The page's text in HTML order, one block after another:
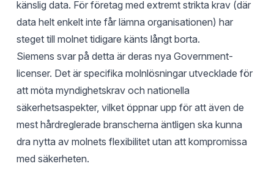
känslig data. För företag med extremt strikta krav (där
data helt enkelt inte får lämna organisationen) har
steget till molnet tidigare känts långt borta.
Siemens svar på detta är deras nya Government-
licenser. Det är specifika molnlösningar utvecklade för
att möta myndighetskrav och nationella
säkerhetsaspekter, vilket öppnar upp för att även de
mest hårdreglerade branscherna äntligen ska kunna
dra nytta av molnets flexibilitet utan att kompromissa
med säkerheten.